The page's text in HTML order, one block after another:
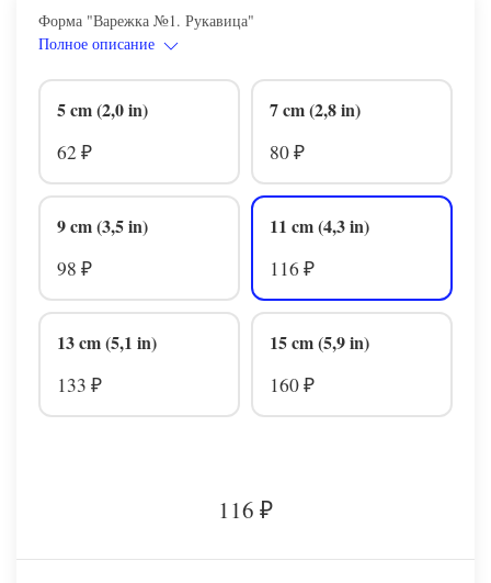
Форма "Варежка №1. Рукавица"
Полное описание
5 cm (2,0 in)
62 ₽
7 cm (2,8 in)
80 ₽
9 cm (3,5 in)
98 ₽
11 cm (4,3 in)
116 ₽
13 cm (5,1 in)
133 ₽
15 cm (5,9 in)
160 ₽
116 ₽